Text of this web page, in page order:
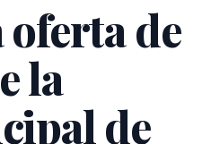
oferta de
la
de